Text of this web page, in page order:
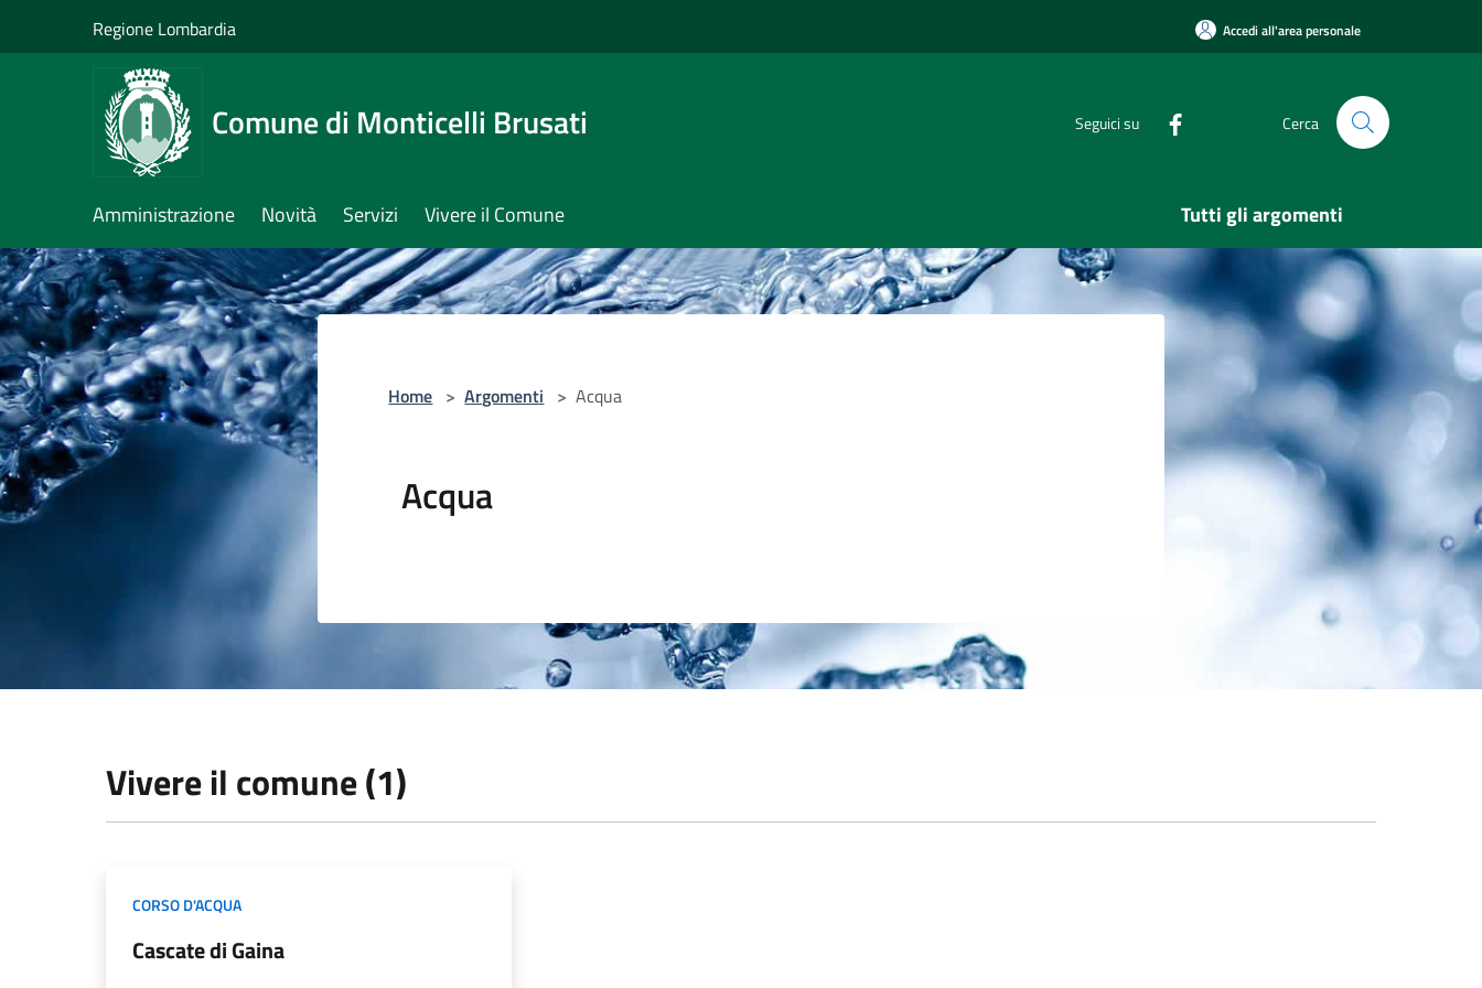
Regione Lombardia Accedi all'area personale
Comune di Monticelli Brusati Seguici su Cerca
Amministrazione Novità Servizi Vivere il Comune Tutti gli argomenti
Home > Argomenti > Acqua
Acqua
Vivere il comune (1)
CORSO D'ACQUA
Cascate di Gaina